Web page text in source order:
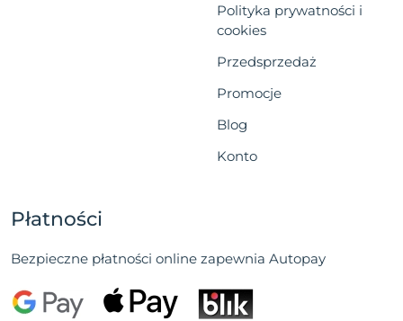
Polityka prywatności i
cookies
Przedsprzedaż
Promocje
Blog
Konto
Płatności
Bezpieczne płatności online zapewnia Autopay